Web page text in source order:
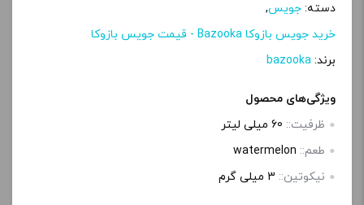
دسته: جویس,
خرید جویس بازوکا Bazooka - قیمت جویس بازوکا
برند: bazooka
ویژگی‌های محصول
ظرفیت:: 60 میلی‌ لیتر
طعم:: watermelon
نیکوتین:: 3 میلی گرم